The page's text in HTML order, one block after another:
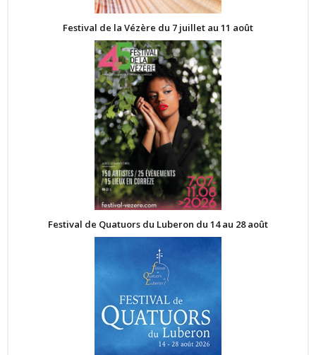
Festival de la Vézère du 7 juillet au 11 août
Festival de Quatuors du Luberon du 14 au 28 août